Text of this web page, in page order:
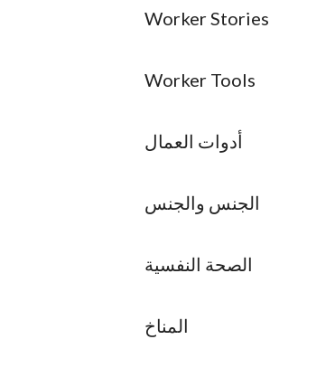
Worker Stories
Worker Tools
أدوات العمال
الجنس والجنس
الصحة النفسية
المناخ